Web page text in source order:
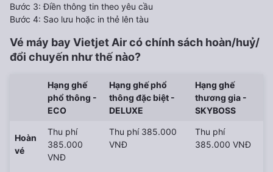
Bước 3: Điền thông tin theo yêu cầu
Bước 4: Sao lưu hoặc in thẻ lên tàu
Vé máy bay Vietjet Air có chính sách hoàn/huỷ/
đổi chuyến như thế nào?
Hạng ghế
phổ thông -
ECO
Hạng ghế phổ
thông đặc biệt -
DELUXE
Hạng ghế
thương gia -
SKYBOSS
Hoàn
vé
Thu phí
385.000
VNĐ
Thu phí 385.000
VNĐ
Thu phí
385.000 VNĐ